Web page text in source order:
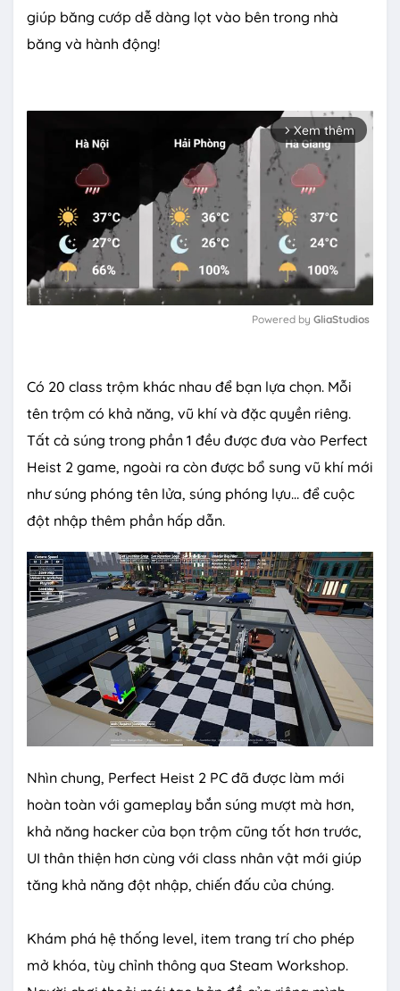
giúp băng cướp dễ dàng lọt vào bên trong nhà
băng và hành động!
arrow_forward_ios Xem thêm
t
Powered by GliaStudios
Có 20 class trộm khác nhau để bạn lựa chọn. Mỗi
tên trộm có khả năng, vũ khí và đặc quyền riêng.
Tất cả súng trong phần 1 đều được đưa vào Perfect
Heist 2 game, ngoài ra còn được bổ sung vũ khí mới
như súng phóng tên lửa, súng phóng lựu… để cuộc
đột nhập thêm phần hấp dẫn.
Nhìn chung, Perfect Heist 2 PC đã được làm mới
hoàn toàn với gameplay bắn súng mượt mà hơn,
khả năng hacker của bọn trộm cũng tốt hơn trước,
UI thân thiện hơn cùng với class nhân vật mới giúp
tăng khả năng đột nhập, chiến đấu của chúng.
Khám phá hệ thống level, item trang trí cho phép
mở khóa, tùy chỉnh thông qua Steam Workshop.